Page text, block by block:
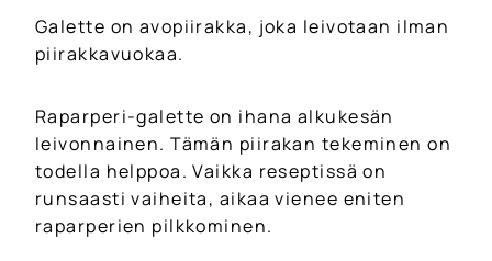
Galette on avopiirakka, joka leivotaan ilman
piirakkavuokaa.
Raparperi-galette on ihana alkukesän
leivonnainen. Tämän piirakan tekeminen on
todella helppoa. Vaikka reseptissä on
runsaasti vaiheita, aikaa vienee eniten
raparperien pilkkominen.